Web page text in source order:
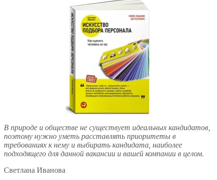
В природе и обществе не существует идеальных кандидатов,
поэтому нужно уметь расставлять приоритеты в
требованиях к нему и выбирать кандидата, наиболее
подходящего для данной вакансии и вашей компании в целом.
Светлана Иванова